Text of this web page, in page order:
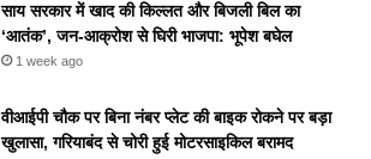
​साय सरकार में खाद की किल्लत और बिजली बिल का
‘आतंक’, जन-आक्रोश से घिरी भाजपा: भूपेश बघेल
1 week ago
वीआईपी चौक पर बिना नंबर प्लेट की बाइक रोकने पर बड़ा
खुलासा, गरियाबंद से चोरी हुई मोटरसाइकिल बरामद